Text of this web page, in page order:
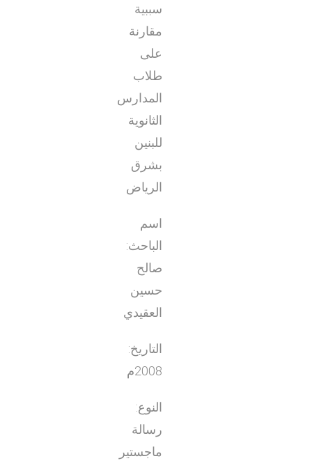
سببية
مقارنة
على
طلاب
المدارس
الثانوية
للبنين
بشرق
الرياض
اسم
الباحث:
صالح
حسين
العقيدي
التاريخ:
2008م
النوع:
رسالة
ماجستير